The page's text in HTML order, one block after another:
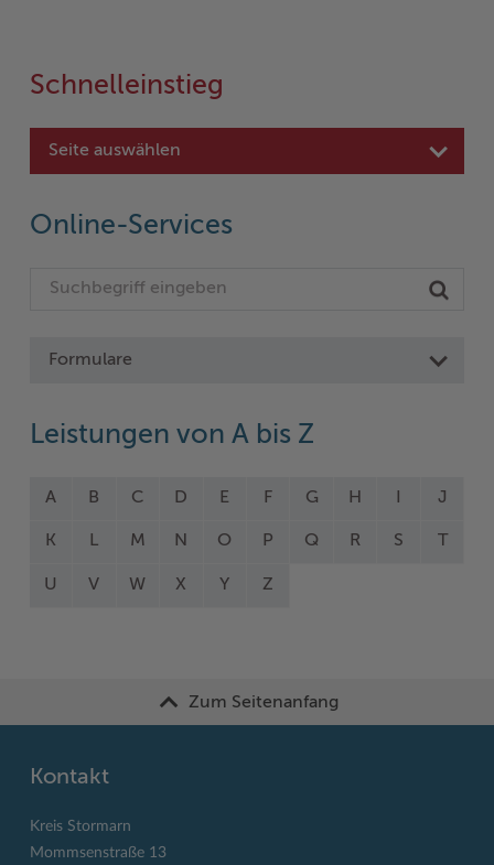
Schnelleinstieg
Seite auswählen
Online-Services
Formulare
Leistungen von A bis Z
A B C D E F G H J
K L M N O P Q R S T
U V W X Y Z
Zum Seitenanfang
Kontakt
Kreis Stormarn
Mommsenstraße 13